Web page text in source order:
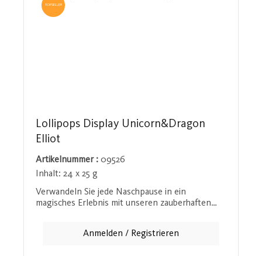
TOPSELLER
Lollipops Display Unicorn&Dragon
Elliot
Artikelnummer : 09526
Inhalt: 24 x 25 g
Verwandeln Sie jede Naschpause in ein
magisches Erlebnis mit unseren zauberhaften
leuchtende Kinderaugen und sind ideal für kleine
Anmelden / Registrieren